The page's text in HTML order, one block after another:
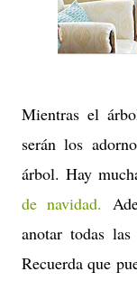
Mientras el
serán los
árbol. Hay
de navidad.
anotar todas
Recuerda que